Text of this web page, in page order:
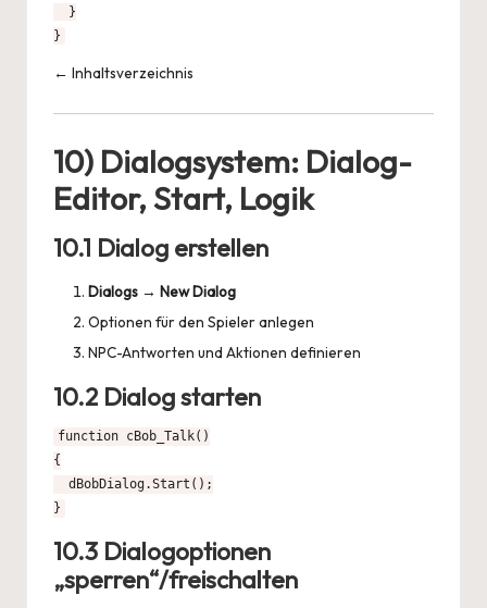
  }
}
← Inhaltsverzeichnis
10) Dialogsystem: Dialog-
Editor, Start, Logik
10.1 Dialog erstellen
Dialogs → New Dialog
Optionen für den Spieler anlegen
NPC-Antworten und Aktionen definieren
10.2 Dialog starten
function cBob_Talk()
{
  dBobDialog.Start();
}
10.3 Dialogoptionen
„sperren“/freischalten